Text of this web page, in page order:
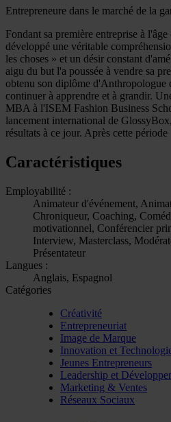
Entrepreneure dans le marché de la
Fondant sa première entreprise à
développé une véritable
les choses » et un désir constant
aigu du but l'a poussée à vendre sa
obtenu son diplôme d'Anthropologue
continuer à apprendre et à grandir.
MBA à l'ISEM Fashion Business
lancement international de
résultats à ce jour. Après cette période
Caractéristiques
Employabilité :
Animateur d'événement,
Chroniqueur, Coaching,
motivationnel, Conférencier
Interview, Masterclass,
Présentateur
Langues :
Anglais, Espagnol
Catégories
Créativité
Entrepreneuriat
Image de Marque
Innovation et
Jeunes Entrepreneurs
Leadership et
Marketing & Ventes
Réseaux Sociaux